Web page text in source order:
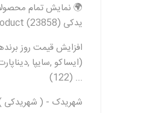
شرکت امیرنیا
🌍 نمایش تمام
یدکی Allproduct (23858)
افزایش قیمت روز
(ایساکو ,سایپا
... (122)
شهریدک - ( شهریدکی )